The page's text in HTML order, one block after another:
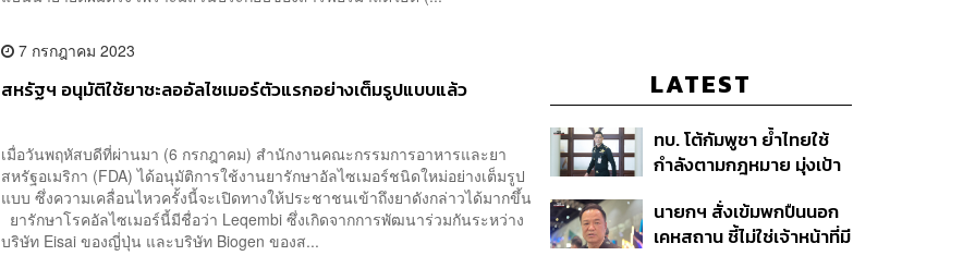
7 กรกฎาคม 2023
สหรัฐฯ อนุมัติใช้ยาชะลออัลไซเมอร์ตัวแรกอย่างเต็มรูปแบบแล้ว
เมื่อวันพฤหัสบดีที่ผ่านมา (6 กรกฎาคม) สำนักงานคณะกรรมการอาหารและยา
สหรัฐอเมริกา (FDA) ได้อนุมัติการใช้งานยารักษาอัลไซเมอร์ชนิดใหม่อย่างเต็มรูป
แบบ ซึ่งความเคลื่อนไหวครั้งนี้จะเปิดทางให้ประชาชนเข้าถึงยาดังกล่าวได้มากขึ้น
ยารักษาโรคอัลไซเมอร์นี้มีชื่อว่า Leqembi ซึ่งเกิดจากการพัฒนาร่วมกันระหว่าง
บริษัท Eisai ของญี่ปุ่น และบริษัท Biogen ของส...
LATEST
ทบ. โต้กัมพูชา ย้ำไทยใช้
กำลังตามกฎหมาย มุ่งเป้า
หายไทยไม่อาจลบด้วย
ข้อมูลบิดเบือน
นายกฯ สั่งเข้มพกปืนนอก
เคหสถาน ชี้ไม่ใช่เจ้าหน้าที่มี